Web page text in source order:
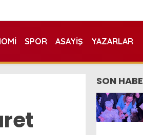
SPOR ASAYIŞ YAZARLAR
SON